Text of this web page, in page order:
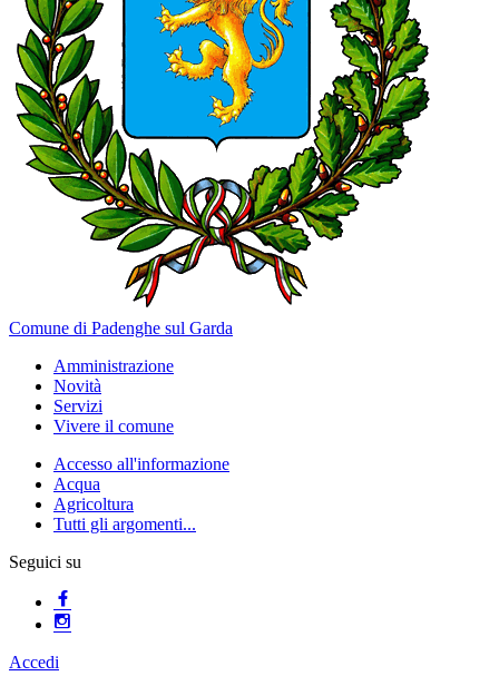
Comune di Padenghe sul Garda
Amministrazione
Novità
Servizi
Vivere il comune
Accesso all'informazione
Acqua
Agricoltura
Tutti gli argomenti...
Seguici su
Accedi